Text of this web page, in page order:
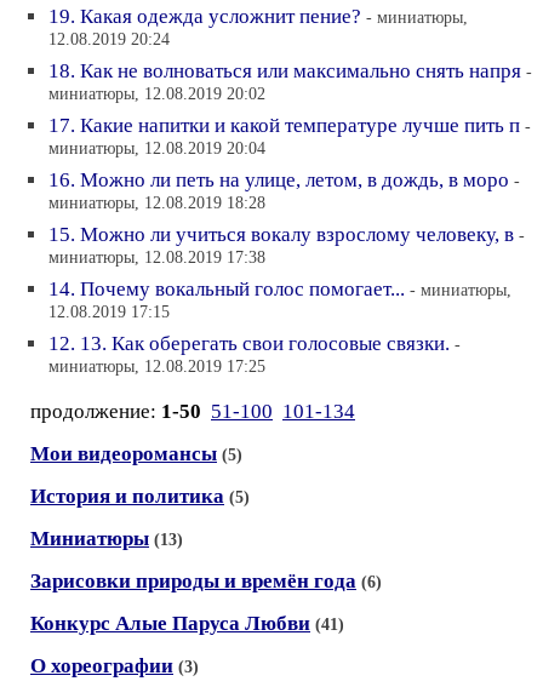
19. Какая одежда усложнит пение? - миниатюры,
12.08.2019 20:24
18. Как не волноваться или максимально снять напря -
миниатюры, 12.08.2019 20:02
17. Какие напитки и какой температуре лучше пить п -
миниатюры, 12.08.2019 20:04
16. Можно ли петь на улице, летом, в дождь, в моро -
миниатюры, 12.08.2019 18:28
15. Можно ли учиться вокалу взрослому человеку, в -
миниатюры, 12.08.2019 17:38
14. Почему вокальный голос помогает... - миниатюры,
12.08.2019 17:15
12. 13. Как оберегать свои голосовые связки. -
миниатюры, 12.08.2019 17:25
продолжение: 1-50 51-100 101-134
Мои видеоромансы (5)
История и политика (5)
Миниатюры (13)
Зарисовки природы и времён года (6)
Конкурс Алые Паруса Любви (41)
О хореографии (3)